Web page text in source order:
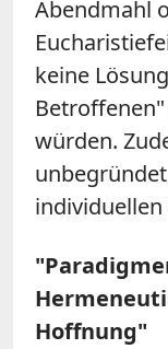
Abendmahl
keine
würden.
Hoffnung"